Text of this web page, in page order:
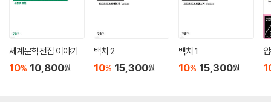
세계문학전집 이야기
10% 10,800원
백치 2
10% 15,300원
백치 1
10% 15,300원